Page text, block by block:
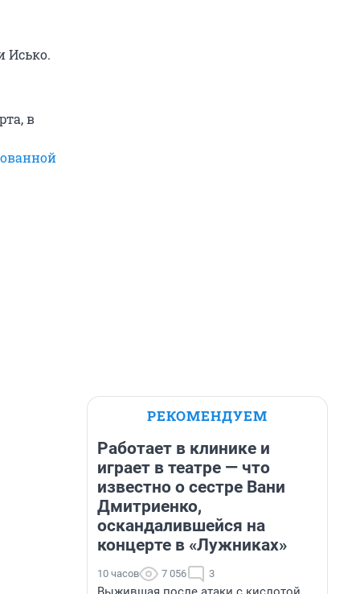
Исько.
в
РЕКОМЕНДУЕМ
Работает в клинике и
играет в театре — что
известно о сестре Вани
Дмитриенко,
оскандалившейся на
концерте в «Лужниках»
10 часов 7 056 3